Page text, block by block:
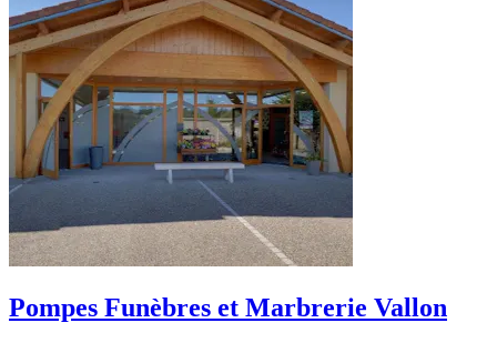
Pompes Funèbres et Marbrerie Vallon